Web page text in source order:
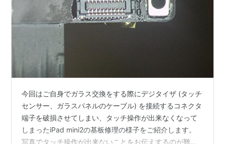
今回はご自身でガラス交換をする際にデジタイザ (タッチ
センサー、ガラスパネルのケーブル) を接続するコネクタ
端子を破損させてしまい、タッチ操作が出来なくなって
しまったiPad mini2の基板修理の様子をご紹介します。
写真でタッチ操作が出来ないことをお伝えするのが難し